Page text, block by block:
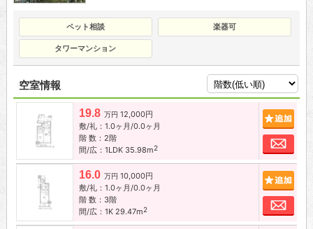
ペット相談 楽器可
タワーマンション
空室情報
19.8 万円 12,000円
敷/礼：1.0ヶ月/0.0ヶ月
階 数：2階
間/広：1LDK 35.98m2
追加
お
16.0 万円 10,000円
敷/礼：1.0ヶ月/0.0ヶ月
階 数：3階
間/広：1K 29.47m2
お